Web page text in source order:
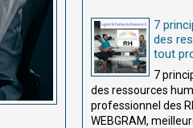
7
des
tout
7
des ressources
professionnel des
WEBGRAM,